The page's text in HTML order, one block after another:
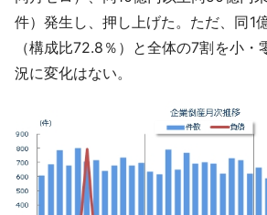
件）発生し、押し上げた。ただ、同1
（構成比72.8％）と全体の7割を小・
況に変化はない。